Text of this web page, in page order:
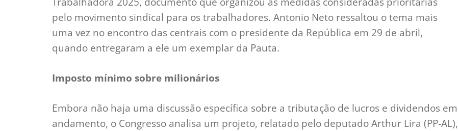
pelo movimento sindical para os trabalhadores. Antonio Neto ressaltou o tema mais
uma vez no encontro das centrais com o presidente da República em 29 de abril,
quando entregaram a ele um exemplar da Pauta.
Imposto mínimo sobre milionários
Embora não haja uma discussão específica sobre a tributação de lucros e dividendos em
andamento, o Congresso analisa um projeto, relatado pelo deputado Arthur Lira (PP-AL),